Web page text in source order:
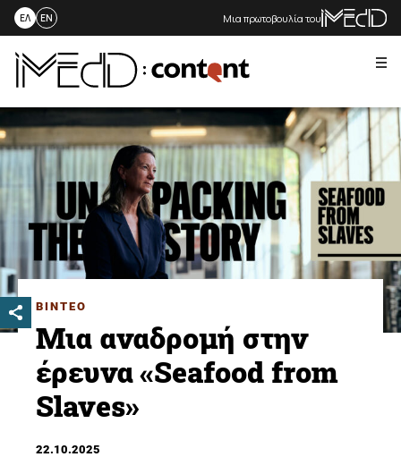
to
content
ΕΛ EN Μια πρωτοβουλία του
ΒΙΝΤΕΟ
Μια αναδρομή στην
έρευνα «Seafood from
Slaves»
22.10.2025